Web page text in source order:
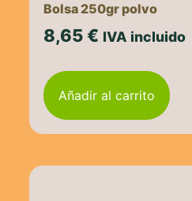
Bolsa 250gr polvo
8,65€ IVA incluido
Añadir al carrito